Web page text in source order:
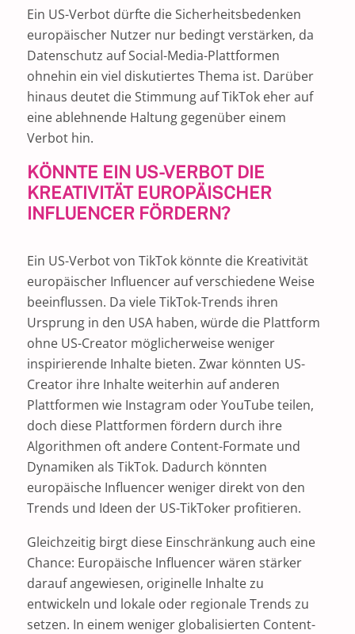
Ein US-Verbot dürfte die Sicherheitsbedenken
europäischer Nutzer nur bedingt verstärken, da
Datenschutz auf Social-Media-Plattformen
ohnehin ein viel diskutiertes Thema ist. Darüber
hinaus deutet die Stimmung auf TikTok eher auf
eine ablehnende Haltung gegenüber einem
Verbot hin.
KÖNNTE EIN US-VERBOT DIE
KREATIVITÄT EUROPÄISCHER
INFLUENCER FÖRDERN?
Ein US-Verbot von TikTok könnte die Kreativität
europäischer Influencer auf verschiedene Weise
beeinflussen. Da viele TikTok-Trends ihren
Ursprung in den USA haben, würde die Plattform
ohne US-Creator möglicherweise weniger
inspirierende Inhalte bieten. Zwar könnten US-
Creator ihre Inhalte weiterhin auf anderen
Plattformen wie Instagram oder YouTube teilen,
doch diese Plattformen fördern durch ihre
Algorithmen oft andere Content-Formate und
Dynamiken als TikTok. Dadurch könnten
europäische Influencer weniger direkt von den
Trends und Ideen der US-TikToker profitieren.
Gleichzeitig birgt diese Einschränkung auch eine
Chance: Europäische Influencer wären stärker
darauf angewiesen, originelle Inhalte zu
entwickeln und lokale oder regionale Trends zu
setzen. In einem weniger globalisierten Content-